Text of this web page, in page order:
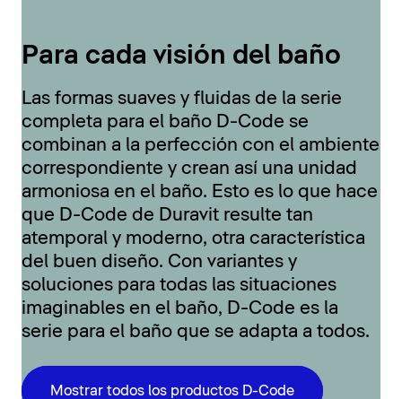
Para cada visión del baño
Las formas suaves y fluidas de la serie
completa para el baño D-Code se
combinan a la perfección con el ambiente
correspondiente y crean así una unidad
armoniosa en el baño. Esto es lo que hace
que D-Code de Duravit resulte tan
atemporal y moderno, otra característica
del buen diseño. Con variantes y
soluciones para todas las situaciones
imaginables en el baño, D-Code es la
serie para el baño que se adapta a todos.
Mostrar todos los productos D-Code